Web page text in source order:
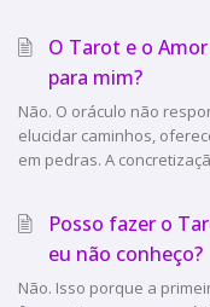
O Tarot e o
para mim?
Não. O oráculo não
elucidar caminhos,
em pedras. A
Posso fazer o
eu não conheço?
Não. Isso porque a